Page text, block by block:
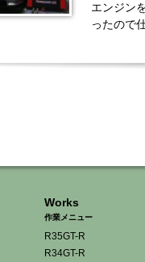
エンジン
ったので
Works
作業メニュー
R35GT-R
R34GT-R